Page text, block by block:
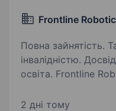
Frontline
Повна зайнятість.
інвалідністю.
освіта. Frontline Robotics — українська
розробкою та
2 дні тому